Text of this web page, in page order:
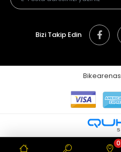
Bizi Takip Edin
Bikearenas
0